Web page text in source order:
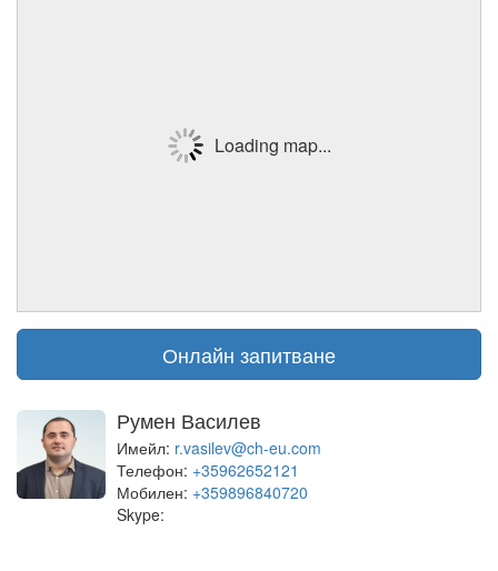
Loading map...
Онлайн запитване
Румен Василев
Имейл: r.vasilev@ch-eu.com
Телефон: +35962652121
Мобилен: +359896840720
Skype: